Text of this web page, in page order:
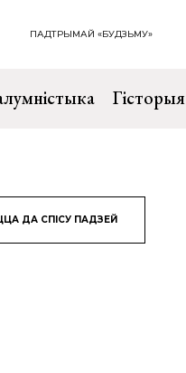
ПАДТРЫМАЙ «БУДЗЬМУ»
Гісторыя
ДА СПІСУ ПАДЗЕЙ